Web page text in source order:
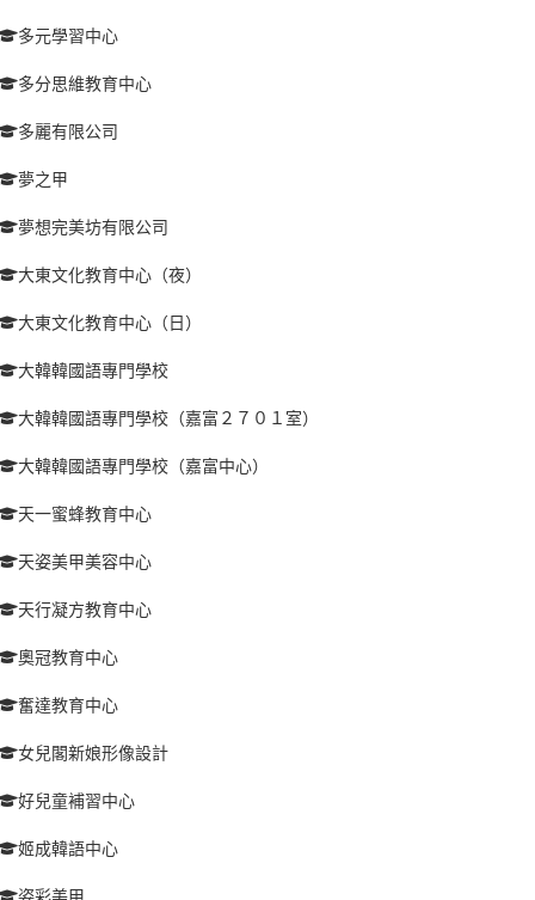
多元學習中心
多分思維教育中心
多麗有限公司
夢之甲
夢想完美坊有限公司
大東文化教育中心（夜）
大東文化教育中心（日）
大韓韓國語專門學校
大韓韓國語專門學校（嘉富２７０１室）
大韓韓國語專門學校（嘉富中心）
天一蜜蜂教育中心
天姿美甲美容中心
天行凝方教育中心
奧冠教育中心
奮達教育中心
女兒閣新娘形像設計
好兒童補習中心
姬成韓語中心
姿彩美甲